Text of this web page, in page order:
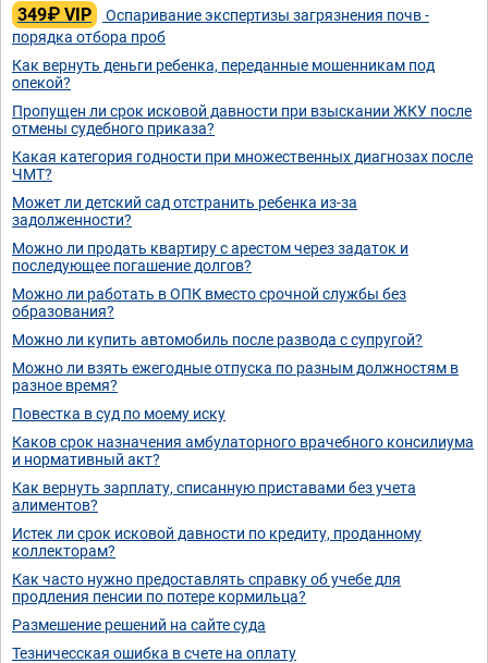
349₽ VIP
Оспаривание экспертизы загрязнения почв -
порядка отбора проб
Как вернуть деньги ребенка, переданные мошенникам под
опекой?
Пропущен ли срок исковой давности при взыскании ЖКУ после
отмены судебного приказа?
Какая категория годности при множественных диагнозах после
ЧМТ?
Может ли детский сад отстранить ребенка из-за
задолженности?
Можно ли продать квартиру с арестом через задаток и
последующее погашение долгов?
Можно ли работать в ОПК вместо срочной службы без
образования?
Можно ли купить автомобиль после развода с супругой?
Можно ли взять ежегодные отпуска по разным должностям в
разное время?
Повестка в суд по моему иску
Каков срок назначения амбулаторного врачебного консилиума
и нормативный акт?
Как вернуть зарплату, списанную приставами без учета
алиментов?
Истек ли срок исковой давности по кредиту, проданному
коллекторам?
Как часто нужно предоставлять справку об учебе для
продления пенсии по потере кормильца?
Размешение решений на сайте суда
Тезничесская ошибка в счете на оплату